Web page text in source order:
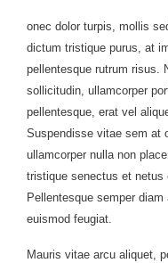
onec dolor turpis, mollis
dictum tristique purus, at
pellentesque rutrum risus.
sollicitudin, ullamcorper
pellentesque, erat vel
Suspendisse vitae sem at
ullamcorper nulla non
tristique senectus et netus
Pellentesque semper
euismod feugiat.
Mauris vitae arcu aliquet,